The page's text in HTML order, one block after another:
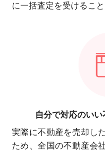
に一括査定を受けること
自分で対応のいい
実際に不動産を売却し
ため、全国の不動産会